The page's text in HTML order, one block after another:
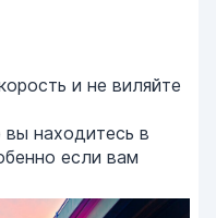
и не виляйте
вы находитесь в
если вам